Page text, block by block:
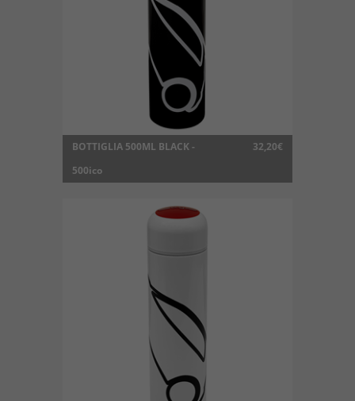
BOTTIGLIA 500ML BLACK -
500ico
32,20€